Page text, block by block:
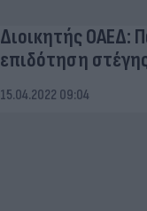
Διοικητής ΟΑΕΔ:
επιδότηση
15.04.2022 09:04